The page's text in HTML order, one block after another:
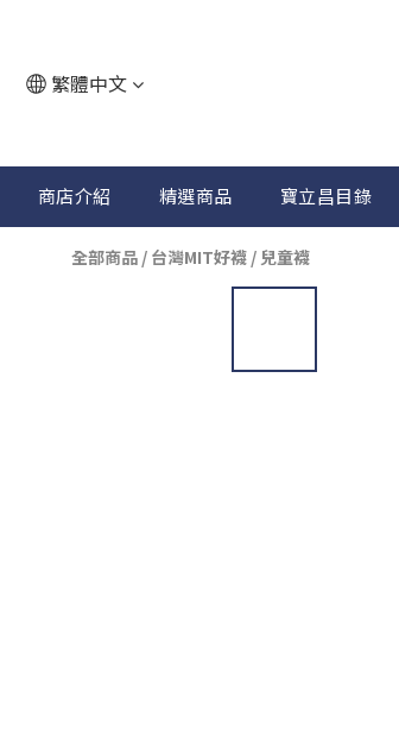
繁體中文
商店介紹 精選商品 寶立昌目錄
全部商品 / 台灣MIT好襪 / 兒童襪